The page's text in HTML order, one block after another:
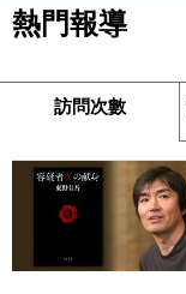
熱門報導
訪問次數